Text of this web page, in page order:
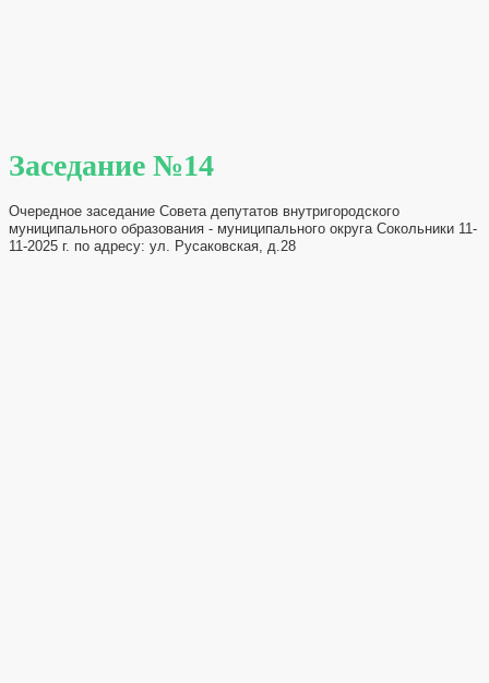
Заседание №14
Очередное заседание Совета депутатов внутригородского
муниципального образования - муниципального округа Сокольники 11-
11-2025 г. по адресу: ул. Русаковская, д.28